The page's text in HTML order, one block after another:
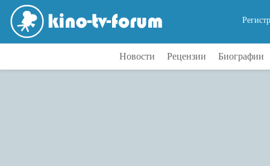
Новости Рецензии Биографии